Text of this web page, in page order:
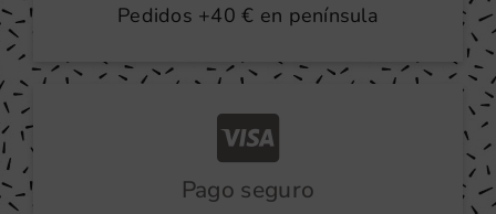
Pedidos +40 € en península
Pago seguro